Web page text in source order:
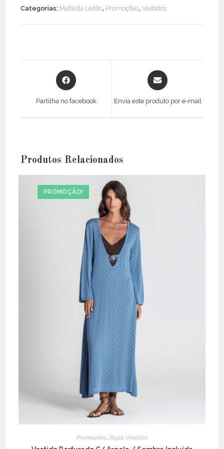
Assimétrico
Categorias: Mafalda Leitão, Promoções,Vestidos
Opens
in
Partilha no facebook
Opens
in
Envia este produto por e-mail
Produtos Relacionados
PROMOÇÃO!
Promoções Rüga, Vestidos